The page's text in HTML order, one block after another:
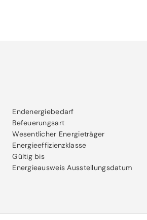
Endenergiebedarf
Befeuerungsart
Wesentlicher Energieträger
Energieeffizienzklasse
Gültig bis
Energieausweis Ausstellungsdatum